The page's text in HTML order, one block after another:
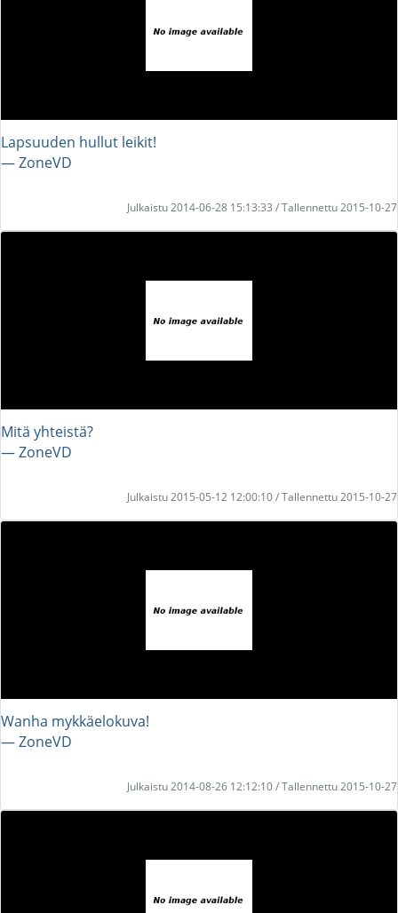
Lapsuuden hullut leikit!
― ZoneVD
Julkaistu 2014-06-28 15:13:33 / Tallennettu 2015-10-27
Mitä yhteistä?
― ZoneVD
Julkaistu 2015-05-12 12:00:10 / Tallennettu 2015-10-27
Wanha mykkäelokuva!
― ZoneVD
Julkaistu 2014-08-26 12:12:10 / Tallennettu 2015-10-27